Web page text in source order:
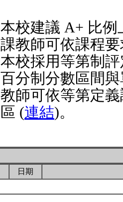
本校建議 A+ 比例
課教師可依課程
本校採用等第制
百分制分數區間
教師可依等第定
區 (連結)。
日期